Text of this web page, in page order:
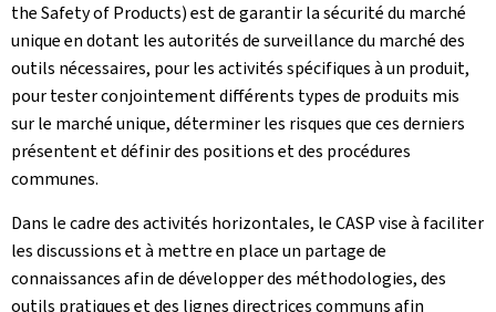
the Safety of Products) est de garantir la sécurité du marché
unique en dotant les autorités de surveillance du marché des
outils nécessaires, pour les activités spécifiques à un produit,
pour tester conjointement différents types de produits mis
sur le marché unique, déterminer les risques que ces derniers
présentent et définir des positions et des procédures
communes.
Dans le cadre des activités horizontales, le CASP vise à faciliter
les discussions et à mettre en place un partage de
connaissances afin de développer des méthodologies, des
outils pratiques et des lignes directrices communs afin